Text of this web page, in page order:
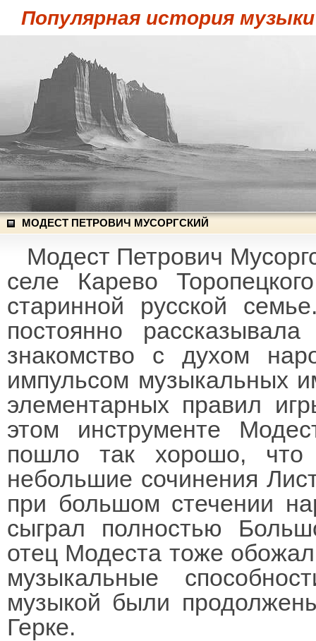
Популярная история музыки
МОДЕСТ ПЕТРОВИЧ МУСОРГСКИЙ
Модест Петрович
селе Карево
старинной русской
постоянно
знакомство с духом
импульсом музыкальных
элементарных правил
этом инструменте
пошло так хорошо,
небольшие сочинения
при большом стечении
сыграл полностью
отец Модеста тоже
музыкальные
музыкой были
Герке.